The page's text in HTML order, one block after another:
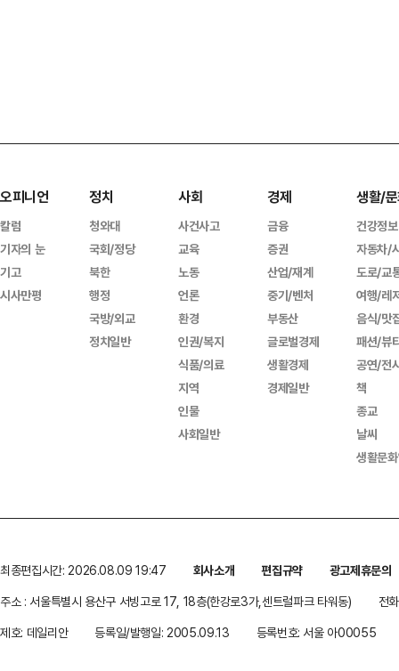
오피니언
칼럼
기자의 눈
기고
시사만평
정치
청와대
국회/정당
북한
행정
국방/외교
정치일반
사회
사건사고
교육
노동
언론
환경
인권/복지
식품/의료
지역
인물
사회일반
경제
금융
증권
산업/재계
중기/벤처
부동산
글로벌경제
생활경제
경제일반
생활/
건강정보
자동차/
도로/교
여행/레
음식/맛
패션/뷰
공연/전
책
종교
날씨
생활문
최종편집시간: 2026.08.09 19:47 회사소개 편집규약
광고제휴문의
주소 : 서울특별시 용산구 서빙고로 17, 18층(한강로3가,센트럴파크 타워동)
전
제호: 데일리안
등록일/발행일: 2005.09.13 등록번호: 서울 아00055